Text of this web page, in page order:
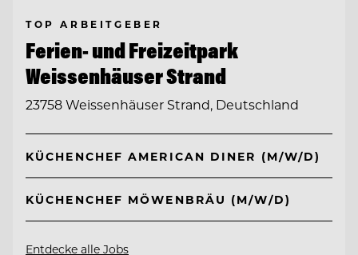
TOP ARBEITGEBER
Ferien- und Freizeitpark
Weissenhäuser Strand
23758 Weissenhäuser Strand, Deutschland
KÜCHENCHEF AMERICAN DINER (M/W/D)
KÜCHENCHEF MÖWENBRÄU (M/W/D)
Entdecke alle Jobs